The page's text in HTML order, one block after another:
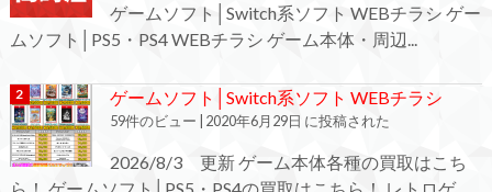
ゲームソフト│Switch系ソフト WEBチラシ ゲー
ムソフト│PS5・PS4 WEBチラシ ゲーム本体・周辺...
ゲームソフト│Switch系ソフト WEBチラシ
59件のビュー 2020年6月29日 に投稿された
2026/8/3 更新 ゲーム本体各種の買取はこち